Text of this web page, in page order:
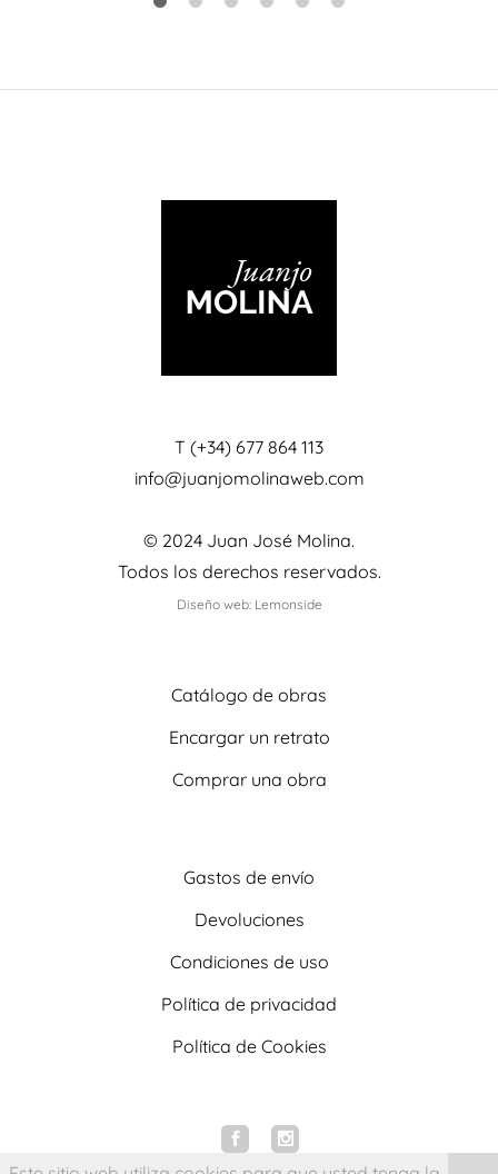
T (+34) 677 864 113
info@juanjomolinaweb.com
© 2024 Juan José Molina.
Todos los derechos reservados.
Diseño web: Lemonside
Catálogo de obras
Encargar un retrato
Comprar una obra
Gastos de envío
Devoluciones
Condiciones de uso
Política de privacidad
Política de Cookies